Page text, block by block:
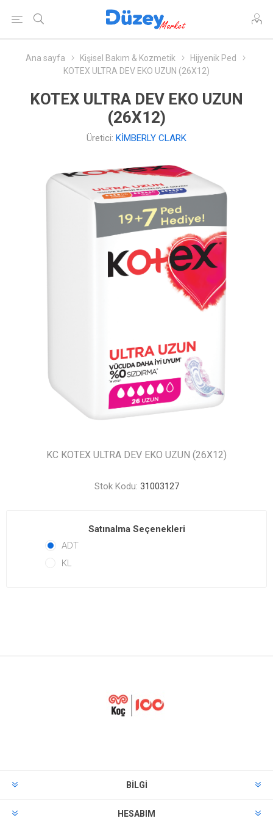
Ana sayfa Kişisel Bakım & Kozmetik
Hijyenik Ped
KOTEX ULTRA DEV EKO UZUN (26X12)
KOTEX ULTRA DEV EKO UZUN
(26X12)
Üretici: KİMBERLY CLARK
KC KOTEX ULTRA DEV EKO UZUN (26X12)
Stok Kodu: 31003127
Satınalma Seçenekleri
ADT
KL
BILGI
HESABIM